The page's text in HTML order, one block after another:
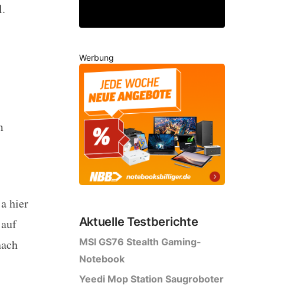
hier
Werbung
Aktuelle Testberichte
MSI GS76 Stealth Gaming-
Notebook
Yeedi Mop Station Saugroboter